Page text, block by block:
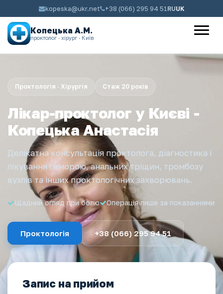
kopeska@ukr.net +38 (066) 295 94 51RUUK
Копецька А.М.
проктолог · хірург · Київ
Проктологія · Хірургія Стаж 20 років
Лікар-проктолог у Києві -
Копецька Анастасія
Делікатна консультація проктолога, діагностика і
лікування геморою, анальних тріщин, тромбозу
вузлів та інших проктологічних захворювань.
Щадний огляд при болю Операція лише за показаннями
Проктологія +38 (066) 295 94 51
Запис на прийом